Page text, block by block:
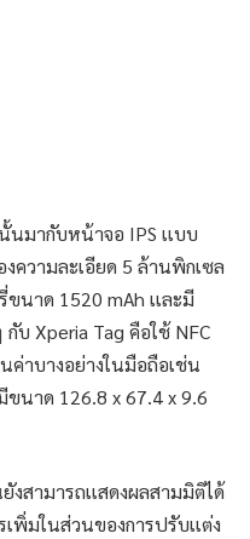
นมากับหน้าจอ IPS เเบบ
ความละเอียด 5 ล้านพิกเซล
ขนาด 1520 mAh เเละมี
บ Xperia Tag คือใช้ NFC
ค่าบางอย่างในมือถือเช่น
ขนาด 126.8 x 67.4 x 9.6
งสามารถเเสดงผลสามมิติได้
พิ่มในส่วนของการปรับเเต่ง